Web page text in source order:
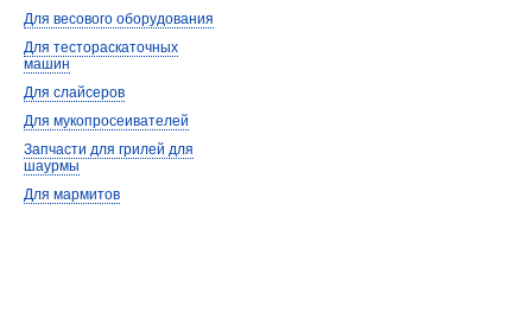
Для весового оборудования
Для тестораскаточных
машин
Для слайсеров
Для мукопросеивателей
Запчасти для грилей для
шаурмы
Для мармитов